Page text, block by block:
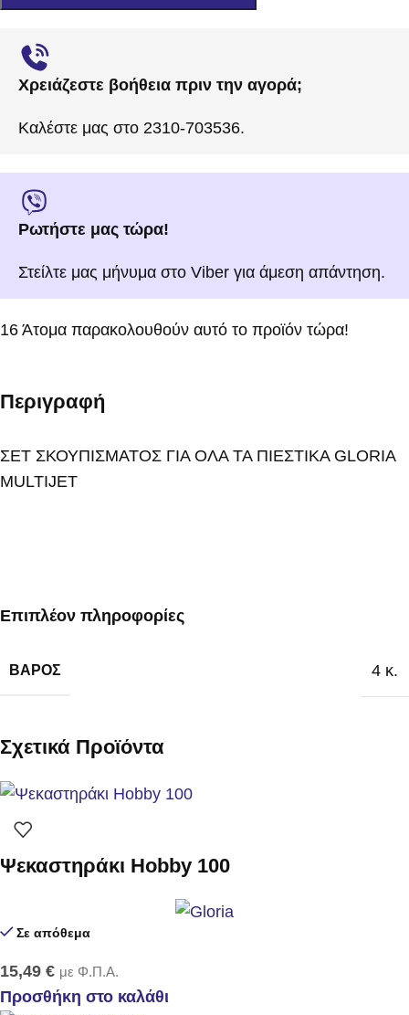
Χρειάζεστε βοήθεια πριν την αγορά;
Καλέστε μας στο 2310-703536.
Ρωτήστε μας τώρα!
Στείλτε μας μήνυμα στο Viber για άμεση απάντηση.
16 Άτομα παρακολουθούν αυτό το προϊόν τώρα!
Περιγραφή
ΣΕΤ ΣΚΟΥΠΙΣΜΑΤΟΣ ΓΙΑ ΟΛΑ ΤΑ ΠΙΕΣΤΙΚΑ GLORIA
MULTIJET
Επιπλέον πληροφορίες
ΒΆΡΟΣ 4 κ.
Σχετικά Προϊόντα
Ψεκαστηράκι Hobby 100
Σε απόθεμα
15,49 € με Φ.Π.Α.
Προσθήκη στο καλάθι